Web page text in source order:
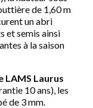
de 1,60 m
un abri
et semis ainsi
à la saison
LAMS Laurus
10 ans), les
de 3 mm.